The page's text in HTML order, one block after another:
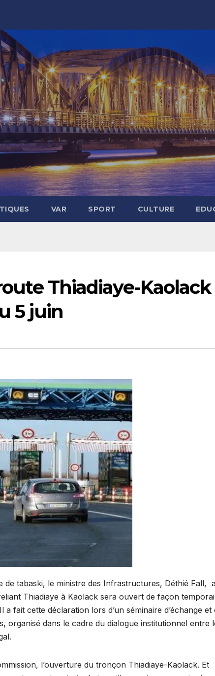
VAR SPORT CULTURE
Thiadiaye-Kaolack
5 juin
de tabaski, le ministre des Infrastructures, Déthié Fall,
Thiadiaye à Kaolack sera ouvert de façon
fait cette déclaration lors d’un séminaire d’échange et
organisé dans le cadre du dialogue institutionnel entre
l’ouverture du tronçon Thiadiaye-Kaolack. Et